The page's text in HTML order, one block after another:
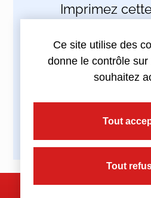
Imprimez
Partagez cette
Ce site utilise des
donne le contrôle
souhaitez
Tout
Tout